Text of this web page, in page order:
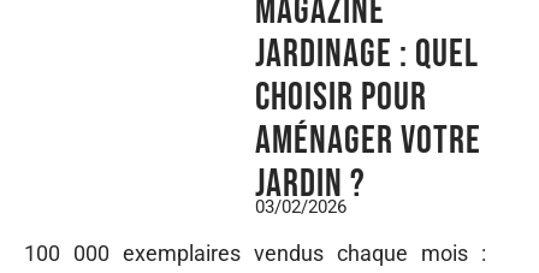
magazine
jardinage : quel
choisir pour
aménager votre
jardin ?
03/02/2026
100 000 exemplaires vendus chaque mois :